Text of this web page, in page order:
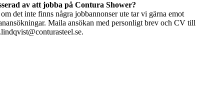
av att jobba på Contura Shower?
det inte finns några jobbannonser ute tar vi gärna emot
Maila ansökan med personligt brev och CV till